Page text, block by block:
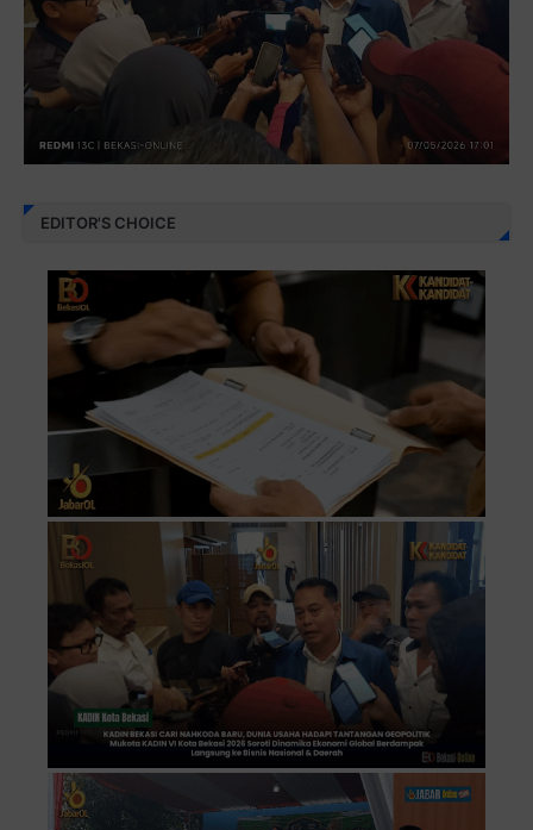
EDITOR'S CHOICE